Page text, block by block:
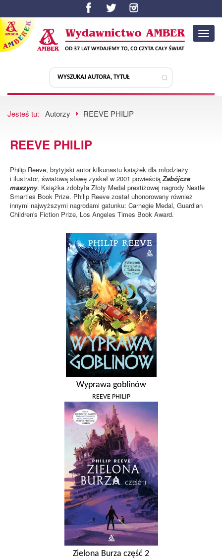
Jesteś tu: Autorzy REEVE PHILIP
REEVE PHILIP
Philip Reeve, brytyjski autor kilkunastu książek dla młodzieży
i ilustrator, światową sławę zyskał w 2001 powieścią Zabójcze
maszyny. Książka zdobyła Złoty Medal prestiżowej nagrody Nestle
Smarties Book Prize. Philip Reeve został uhonorowany również
innymi najwyższymi nagrodami gatunku: Carnegie Medal, Guardian
Children's Fiction Prize, Los Angeles Times Book Award.
Wyprawa goblinów
REEVE PHILIP
Zielona Burza część 2